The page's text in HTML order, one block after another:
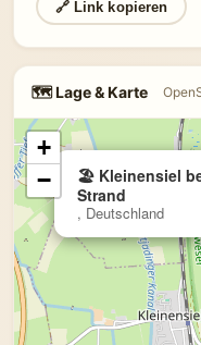
🔗 Link kopieren
🗺 Lage & Karte
🏖 Kleinensiel
Strand
, Deutschland
+
−